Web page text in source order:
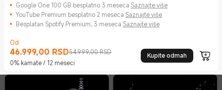
Google One 100 GB besplatno 3 meseca Saznajte više
YouTube Premium besplatno 2 meseca Saznajte više
Besplatan Spotify Premium, 3 meseca Saznajte više
Od
46.999,00 RSD
Current Price RSD4699954.999,00 RSD
Tržišna cena 54.999,00 RSD
0% kamate / 12 meseci
Kupite odmah